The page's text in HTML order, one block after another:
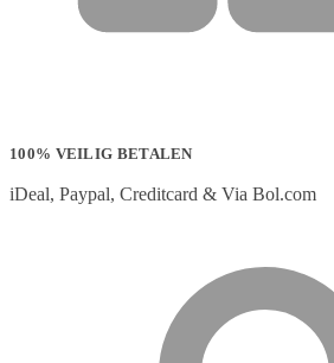
100% VEILIG BETALEN
iDeal, Paypal, Creditcard & Via Bol.com